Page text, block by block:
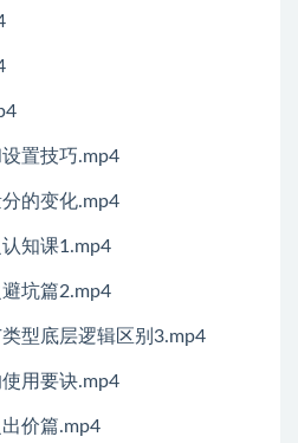
置技巧.mp4
的变化.mp4
知课1.mp4
坑篇2.mp4
型底层逻辑区别3.mp4
用要诀.mp4
价篇.mp4